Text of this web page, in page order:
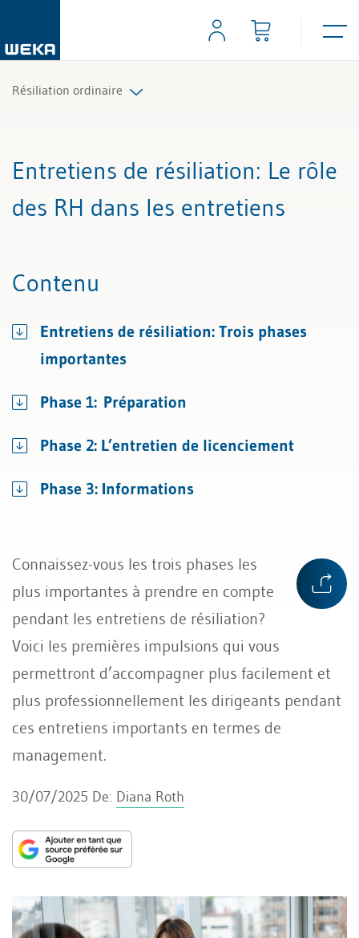
Résiliation ordinaire
Entretiens de résiliation: Le rôle
des RH dans les entretiens
Contenu
Entretiens de résiliation: Trois phases
importantes
Phase 1: Préparation
Phase 2: L’entretien de licenciement
Phase 3: Informations
Connaissez-vous les trois phases les
plus importantes à prendre en compte
pendant les entretiens de résiliation?
Voici les premières impulsions qui vous
permettront d’accompagner plus facilement et
plus professionnellement les dirigeants pendant
ces entretiens importants en termes de
management.
30/07/2025 De: Diana Roth